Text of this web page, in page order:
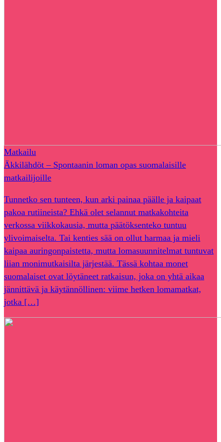
Matkailu
Äkkilähdöt – Spontaanin loman opas suomalaisille
matkailijoille
Tunnetko sen tunteen, kun arki painaa päälle ja kaipaat
pakoa rutiineista? Ehkä olet selannut matkakohteita
verkossa viikkokausia, mutta päätöksenteko tuntuu
ylivoimaiselta. Tai kenties sää on ollut harmaa ja mieli
kaipaa auringonpaistetta, mutta lomasuunnitelmat tuntuvat
liian monimutkaisilta järjestää. Tässä kohtaa monet
suomalaiset ovat löytäneet ratkaisun, joka on yhtä aikaa
jännittävä ja käytännöllinen: viime hetken lomamatkat,
jotka […]